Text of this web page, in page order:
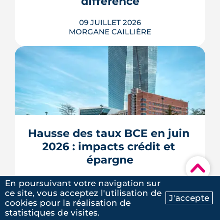
Ma recherche Contactez-nous
▾
09 JUILLET 2026
MORGANE CAILLIÈRE
À l'échelle de Toulouse, la température
nocturne peut varier de plusieurs
degrés d'un secteur à l'autre lors des
fortes chaleurs : Météo-France
pouvant atteindre 4 °C après une
journée d'été fortement ensoleillée.
Densité minérale, hauteur du bâti, v�...
LIRE L'ARTICLE
Hausse des taux BCE en juin
2026 : impacts crédit et
épargne
08 JUILLET 2026
MORGANE CAILLIÈRE
En poursuivant votre navigation sur
ce site, vous acceptez l'utilisation de
cookies pour la réalisation de
statistiques de visites.
J'accepte